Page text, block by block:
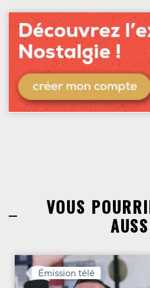
VOUS
Émission télé